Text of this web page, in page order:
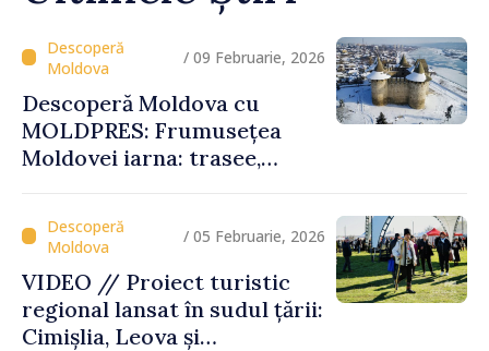
/ 09 Februarie, 2026
Descoperă Moldova cu
MOLDPRES: Frumusețea
Moldovei iarna: trasee,
/ 05 Februarie, 2026
VIDEO // Proiect turistic
regional lansat în sudul țării:
Cimișlia, Leova și